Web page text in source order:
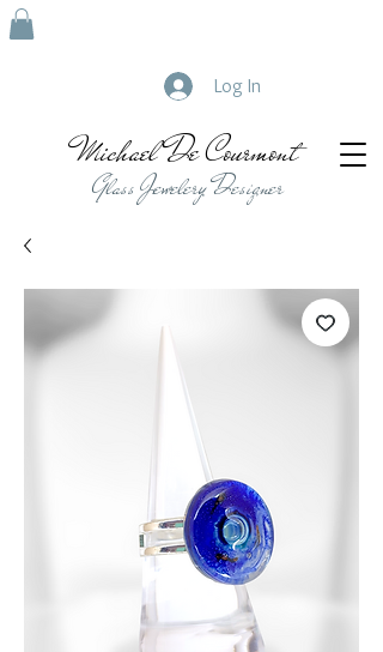
Michael De Courmont
Glass Jewelery Designer
Log In